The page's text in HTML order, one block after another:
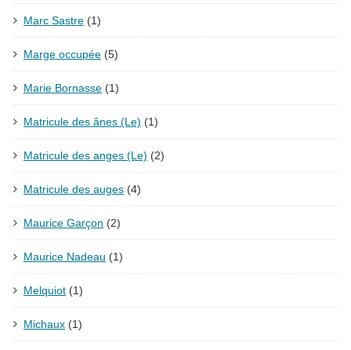
Marc Sastre (1)
Marge occupée (5)
Marie Bornasse (1)
Matricule des ânes (Le) (1)
Matricule des anges (Le) (2)
Matricule des auges (4)
Maurice Garçon (2)
Maurice Nadeau (1)
Melquiot (1)
Michaux (1)